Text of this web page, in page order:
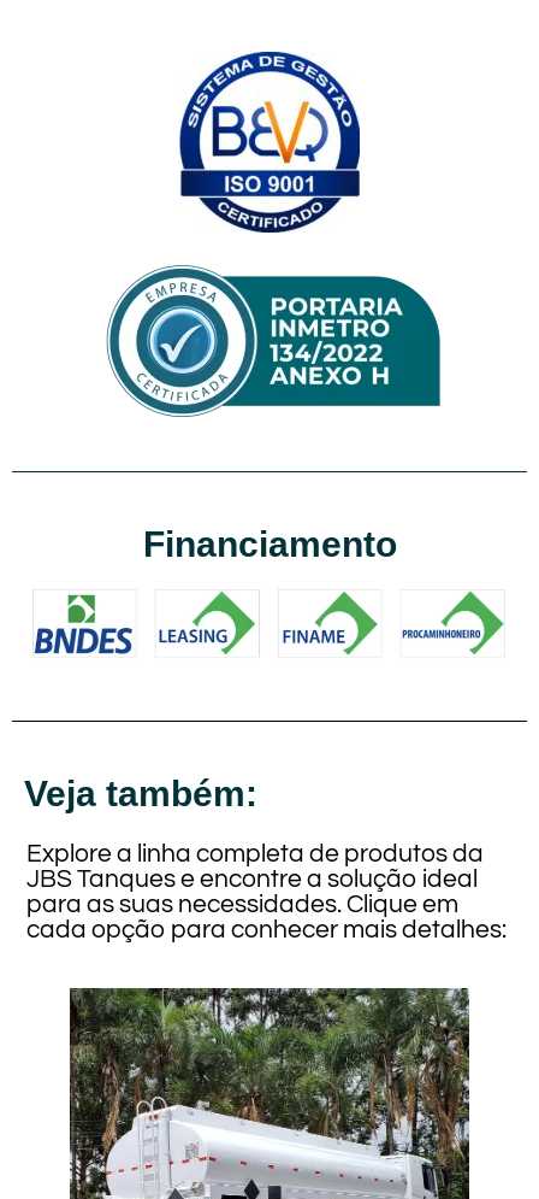
Financiamento
Veja também:
Explore a linha completa de produtos da
JBS Tanques e encontre a solução ideal
para as suas necessidades. Clique em
cada opção para conhecer mais detalhes: